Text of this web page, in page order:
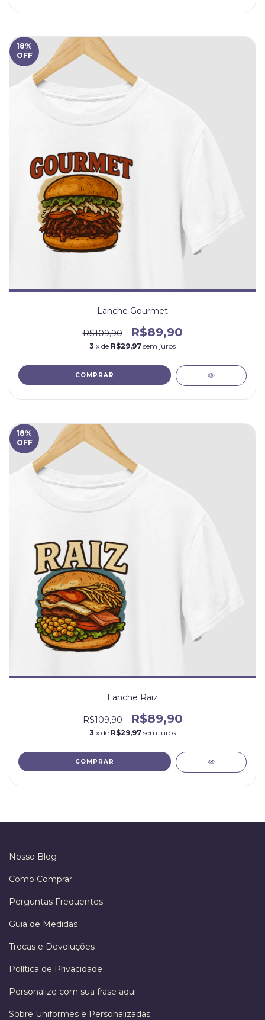
18%
OFF
Lanche Gourmet
R$109,90 R$89,90
3 x de R$29,97 sem juros
COMPRAR
18%
OFF
Lanche Raiz
R$109,90 R$89,90
3 x de R$29,97 sem juros
COMPRAR
Nosso Blog
Como Comprar
Perguntas Frequentes
Guia de Medidas
Trocas e Devoluções
Política de Privacidade
Personalize com sua frase aqui
Sobre Uniformes e Personalizadas